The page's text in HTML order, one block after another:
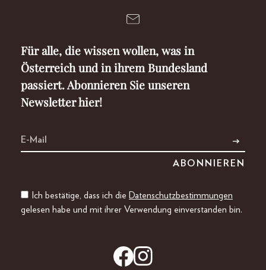
Für alle, die wissen wollen, was in
Österreich und in ihrem Bundesland
passiert. Abonnieren Sie unseren
Newsletter hier!
Ich bestätige, dass ich die Datenschutzbestimmungen
gelesen habe und mit ihrer Verwendung einverstanden bin.